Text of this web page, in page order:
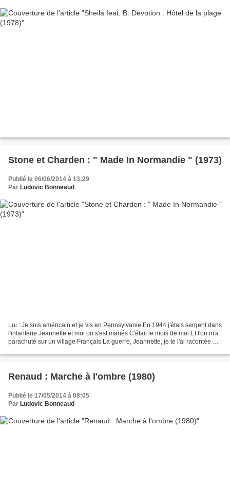
Stone et Charden : " Made In Normandie " (1973)
Publié le 06/06/2014 à 13:29
Par Ludovic Bonneaud
Lui : Je suis américain et je vis en Pennsylvanie En 1944 j'étais sergent dans
l'infanterie Jeannette et moi on s'est mariés C'était le mois de mai Et l'on m'a
parachuté sur un village Français La guerre, Jeannette, je te l'ai racontée Et
Renaud : Marche à l'ombre (1980)
Publié le 17/05/2014 à 08:05
Par Ludovic Bonneaud